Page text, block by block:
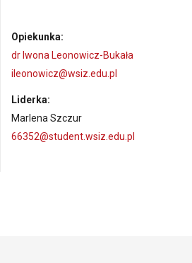
Opiekunka:
dr Iwona Leonowicz-Bukała
ileonowicz@wsiz.edu.pl
Liderka:
Marlena Szczur
66352@student.wsiz.edu.pl